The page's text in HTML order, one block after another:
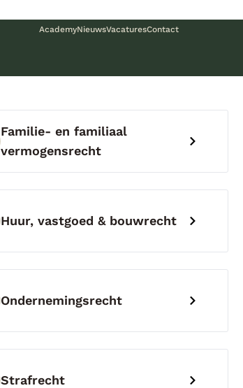
AcademyNieuwsVacaturesContact
Familie- en familiaal
vermogensrecht
Huur, vastgoed & bouwrecht
Ondernemingsrecht
Strafrecht